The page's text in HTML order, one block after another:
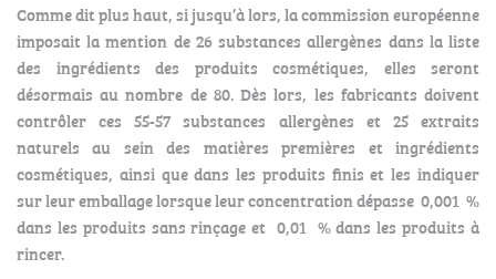
Comme dit plus haut, si jusqu’à lors, la commission européenne
imposait la mention de 26 substances allergènes dans la liste
des ingrédients des produits cosmétiques, elles seront
désormais au nombre de 80. Dès lors, les fabricants doivent
contrôler ces 55-57 substances allergènes et 25 extraits
naturels au sein des matières premières et ingrédients
cosmétiques, ainsi que dans les produits finis et les indiquer
sur leur emballage lorsque leur concentration dépasse 0,001 %
dans les produits sans rinçage et 0,01 % dans les produits à
rincer.